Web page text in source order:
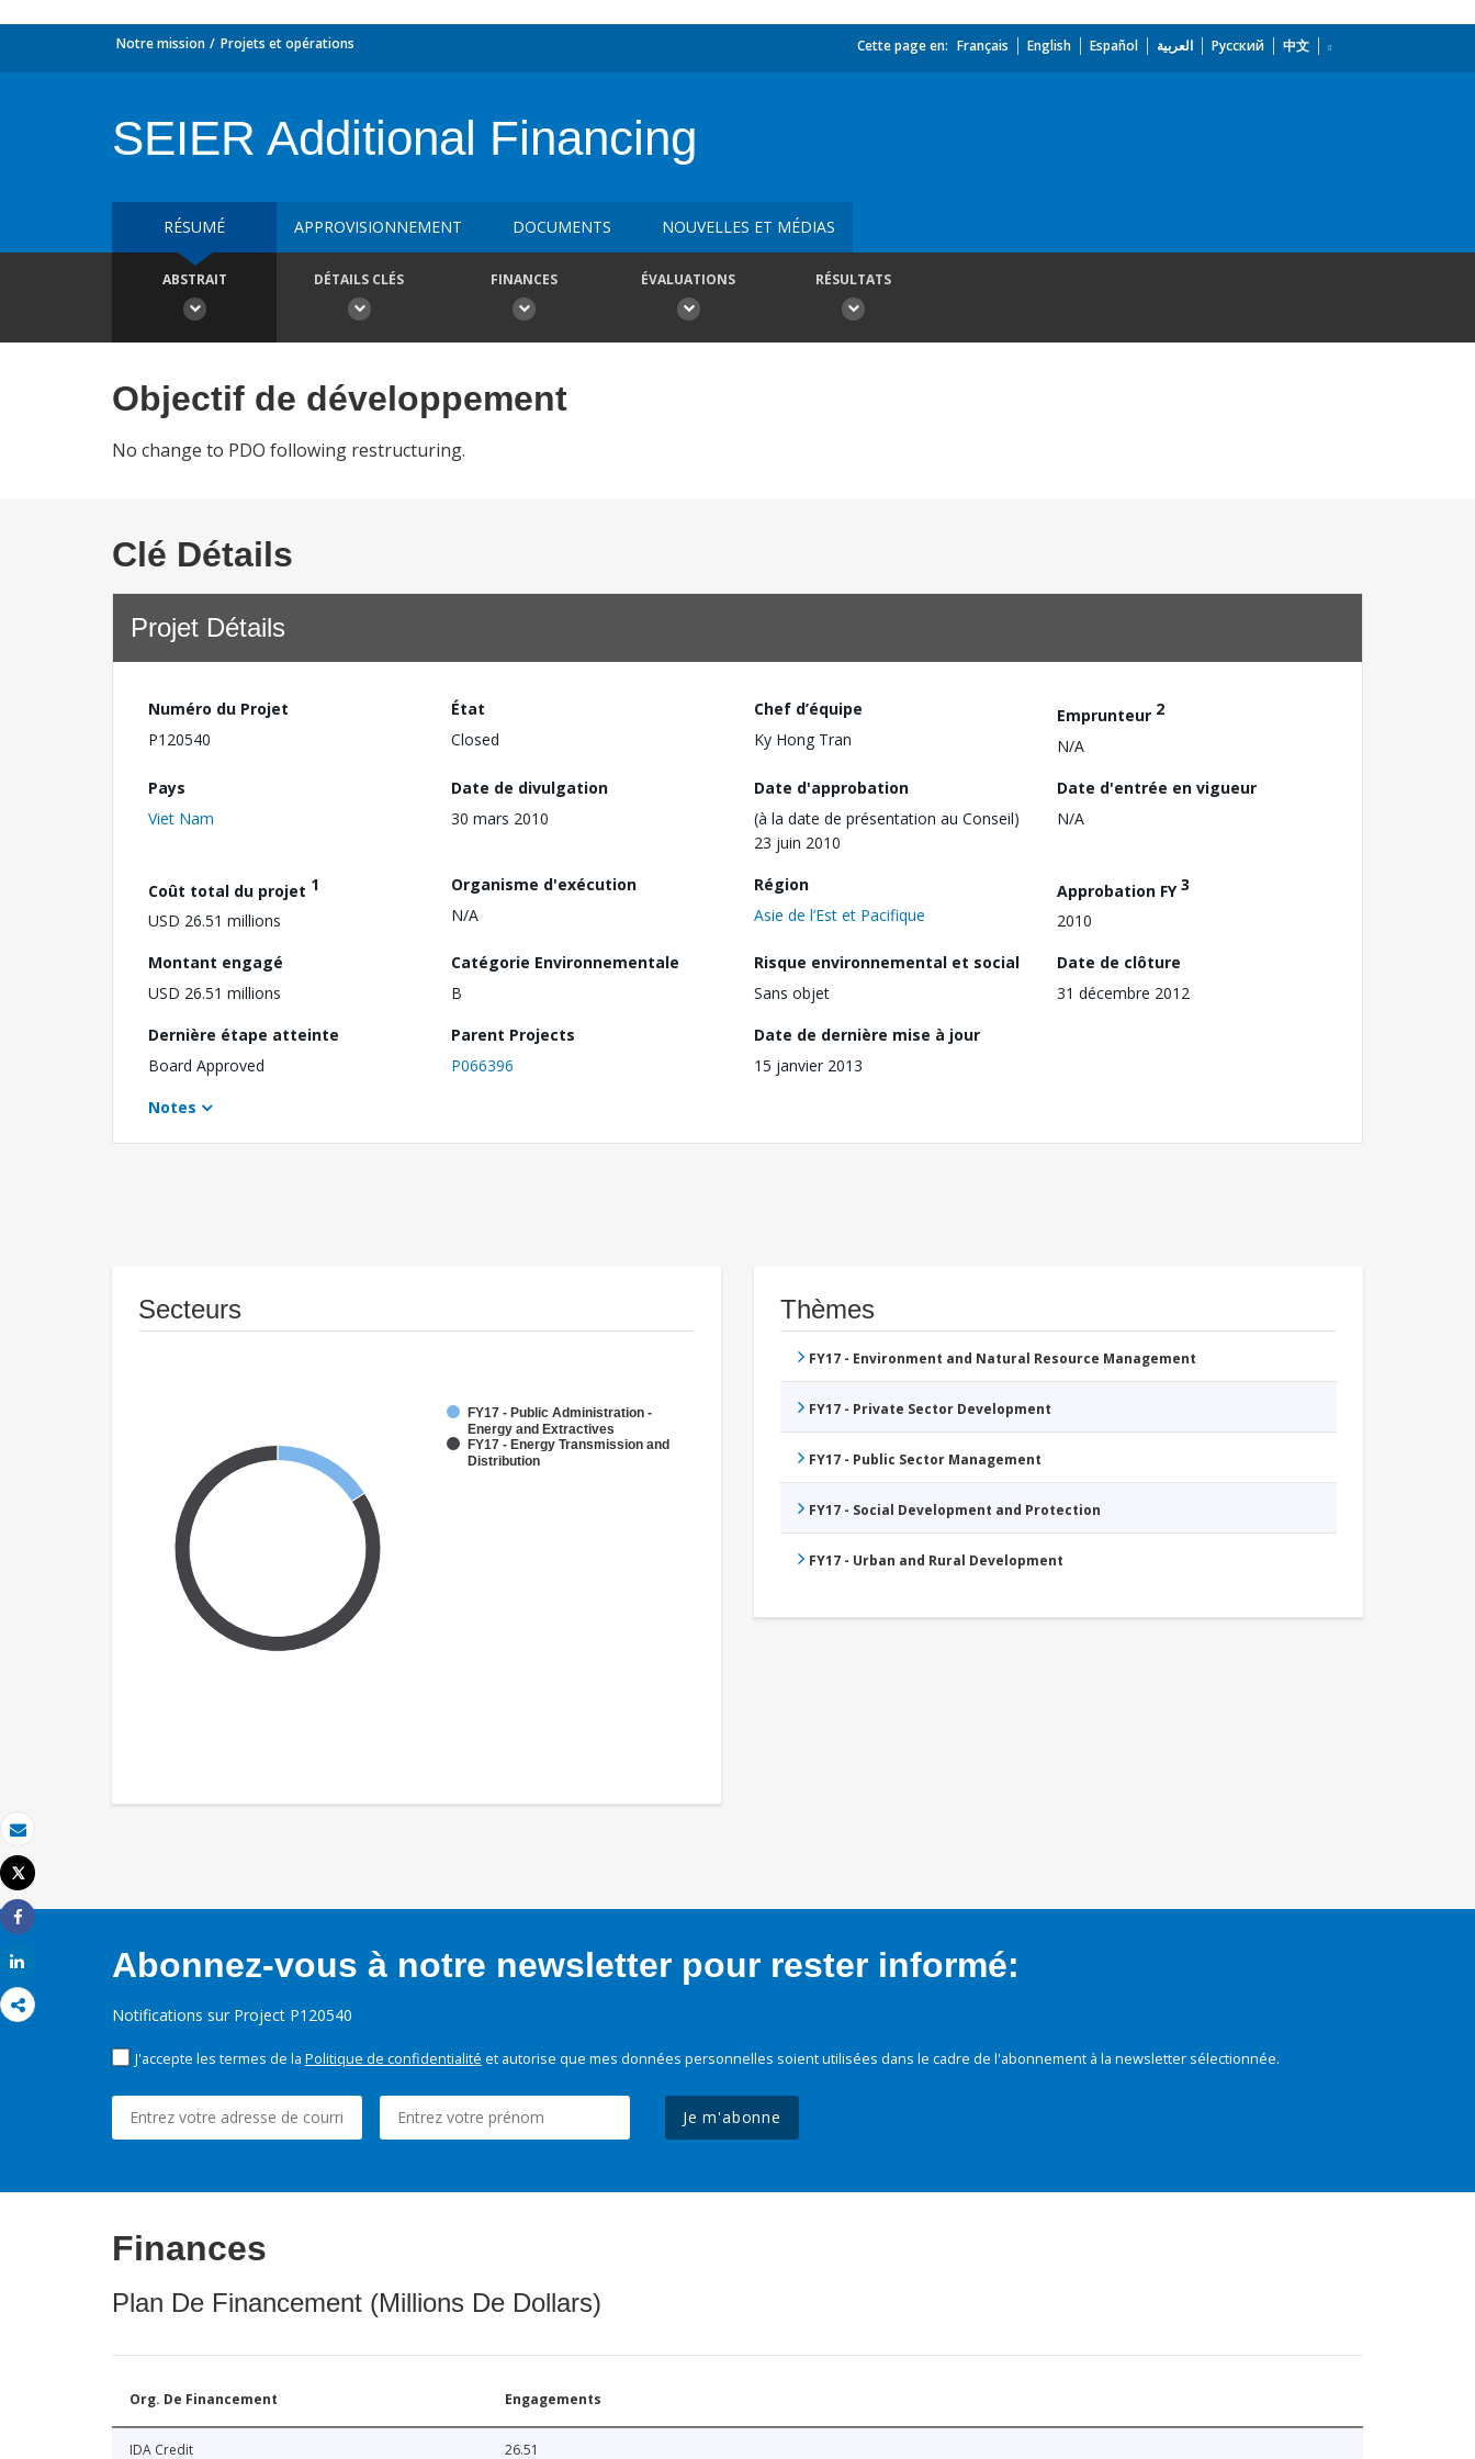
Email
Imprimer
Tweet
Share
Notre mission Projets et opérations Cette page en: Français English Español العربية Русский 中文
SEIER Additional Financing
RÉSUMÉ APPROVISIONNEMENT DOCUMENTS NOUVELLES ET MÉDIAS
ABSTRAIT DÉTAILS CLÉS FINANCES ÉVALUATIONS RÉSULTATS
Objectif de développement
No change to PDO following restructuring.
Clé Détails
Projet Détails
Numéro du Projet
P120540
État
Closed
Chef d’équipe
Ky Hong Tran
Emprunteur 2
N/A
Pays
Viet Nam
Date de divulgation
30 mars 2010
Date d'approbation
(à la date de présentation au Conseil)
23 juin 2010
Date d'entrée en vigueur
N/A
Coût total du projet 1
USD 26.51 millions
Organisme d'exécution
N/A
Région
Asie de l’Est et Pacifique
Approbation FY3
2010
Montant engagé
USD 26.51 millions
Catégorie Environnementale
B
Risque environnemental et social
Sans objet
Date de clôture
31 décembre 2012
Dernière étape atteinte
Board Approved
Parent Projects
P066396
Date de dernière mise à jour
15 janvier 2013
Notes
Secteurs
FY17 - Public Administration -
Energy and Extractives
FY17 - Energy Transmission and
Distribution
Thèmes
FY17 - Environment and Natural Resource Management
FY17 - Private Sector Development
FY17 - Public Sector Management
FY17 - Social Development and Protection
FY17 - Urban and Rural Development
Abonnez-vous à notre newsletter pour rester informé:
Notifications sur Project P120540
J'accepte les termes de la Politique de confidentialité et autorise que mes données personnelles soient utilisées dans le cadre de l'abonnement à la newsletter sélectionnée.
Je m'abonne
Finances
Plan De Financement (Millions De Dollars)
Org. De Financement Engagements
IDA Credit 26.51